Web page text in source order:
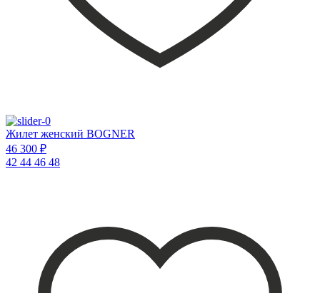
Жилет женский BOGNER
46 300 ₽
42 44 46 48